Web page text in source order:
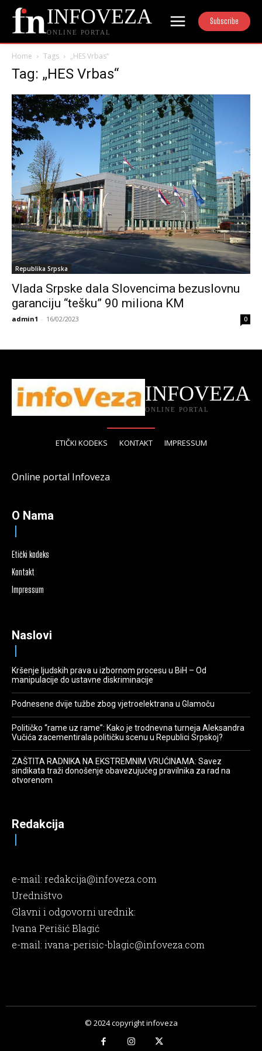
INFOVEZA
ONLINE PORTAL
Subscribe
Home Tags „HES Vrbas“
Tag: „HES Vrbas“
Republika Srpska
Vlada Srpske dala Slovencima bezuslovnu
garanciju “tešku” 90 miliona KM
admin1 - 16/02/2023 0
INFOVEZA
ONLINE PORTAL
ETIČKI KODEKS KONTAKT IMPRESSUM
Online portal Infoveza
O Nama
Etički kodeks
Kontakt
Impressum
Naslovi
Kršenje ljudskih prava u izbornom procesu u BiH – Od
manipulacije do ustavne diskriminacije
Podnesene dvije tužbe zbog vjetroelektrana u Glamoču
Političko “rame uz rame”: Kako je trodnevna turneja Aleksandra
Vučića zacementirala političku scenu u Republici Srpskoj?
ZAŠTITA RADNIKA NA EKSTREMNIM VRUĆINAMA: Savez
sindikata traži donošenje obavezujućeg pravilnika za rad na
otvorenom
Redakcija
e-mail: redakcija@infoveza.com
Uredništvo
Glavni i odgovorni urednik:
Ivana Perišić Blagić
e-mail: ivana-perisic-blagic@infoveza.com
© 2024 copyright infoveza